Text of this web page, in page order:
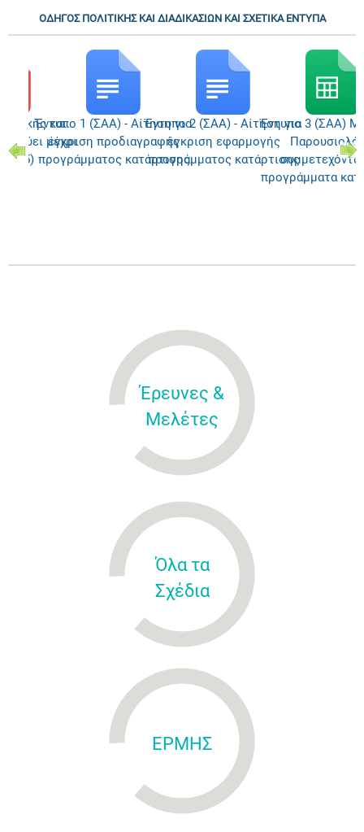
ΟΔΗΓΟΣ ΠΟΛΙΤΙΚΗΣ ΚΑΙ ΔΙΑΔΙΚΑΣΙΩΝ ΚΑΙ ΣΧΕΤΙΚΑ ΕΝΤΥΠΑ
και
μέχρι
Έντυπο 1 (ΣΑΑ) - Αίτηση για
έγκριση προδιαγραφής
προγράμματος κατάρτισης
Έντυπο 2 (ΣΑΑ) - Αίτηση για
έγκριση εφαρμογής
προγράμματος κατάρτισης
Έντυπο 3 (ΣΑΑ)
προγράμματα
Έρευνες &
Μελέτες
Όλα τα
Σχέδια
ΕΡΜΗΣ